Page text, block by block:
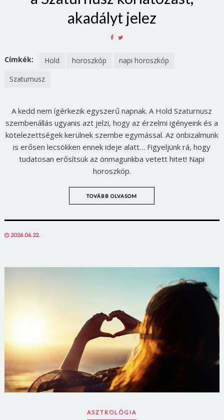
akadályt jelez
SHARE
FACEBOOK
TWITTER
Címkék: Hold horoszkóp
napi horoszkóp
Szaturnusz
A kedd nem ígérkezik egyszerű napnak. A Hold Szaturnusz
szembenállás ugyanis azt jelzi, hogy az érzelmi igényeink és a
kötelezettségek kerülnek szembe egymással. Az önbizalmunk
is erősen lecsökken ennek ideje alatt… Figyeljünk rá, hogy
tudatosan erősítsük az önmagunkba vetett hitet! Napi
horoszkóp.
TOVÁBB OLVASOM
POSTED
2026.06.22.
ASZTROLÓGIA